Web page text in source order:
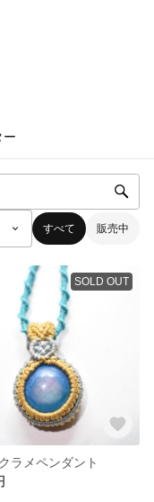
ー
すべて 販売中
SOLD OUT
ラメペンダント